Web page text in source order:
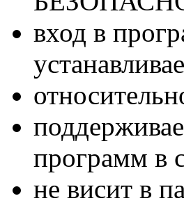
вход в
программ в
не висит в